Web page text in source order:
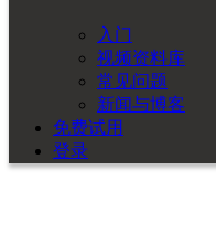
入门
视频资料库
常见问题
新闻与博客
免费试用
登录